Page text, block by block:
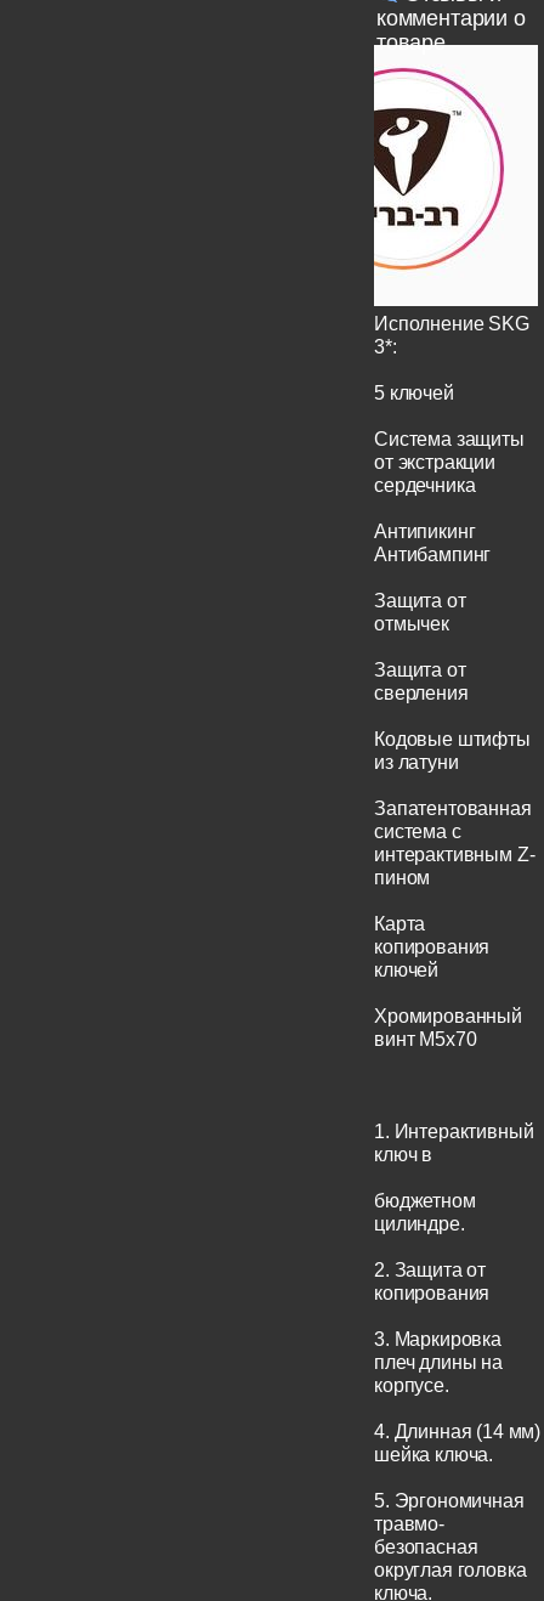
комментарии о
товаре
Исполнение SKG
3*:
5 ключей
Система защиты
от экстракции
сердечника
Антипикинг
Антибампинг
Защита от
отмычек
Защита от
сверления
Кодовые штифты
из латуни
Запатентованная
система с
интерактивным Z-
пином
Карта
копирования
ключей
Хромированный
винт M5x70
1. Интерактивный
ключ в
бюджетном
цилиндре.
2. Защита от
копирования
3. Маркировка
плеч длины на
корпусе.
4. Длинная (14 мм)
шейка ключа.
5. Эргономичная
травмо-
безопасная
округлая головка
ключа.